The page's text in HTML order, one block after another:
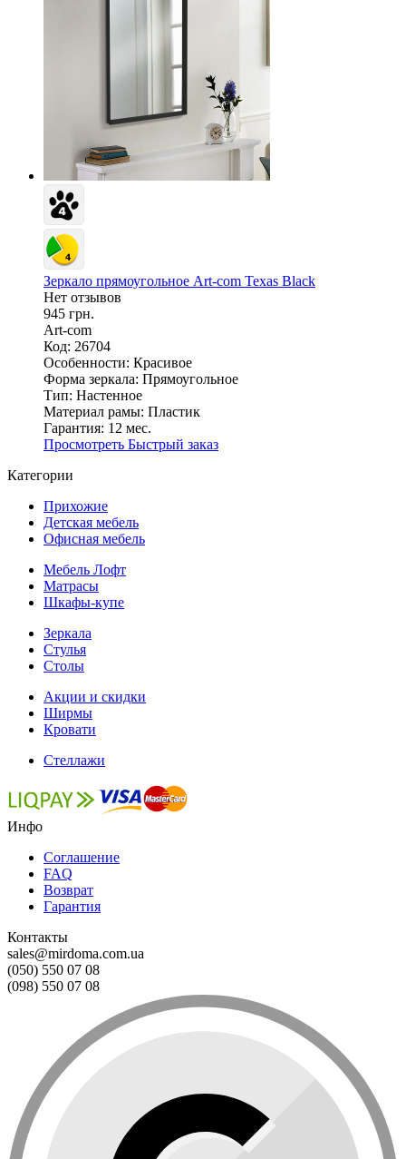
Зеркало прямоугольное Art-com Texas Black
Нет отзывов
945 грн.
Art-com
Код: 26704
Особенности: Красивое
Форма зеркала: Прямоугольное
Тип: Настенное
Материал рамы: Пластик
Гарантия: 12 мес.
Просмотреть Быстрый заказ
Категории
Прихожие
Детская мебель
Офисная мебель
Мебель Лофт
Матрасы
Шкафы-купе
Зеркала
Стулья
Столы
Акции и скидки
Ширмы
Кровати
Стеллажи
Инфо
Соглашение
FAQ
Возврат
Гарантия
Контакты
sales@mirdoma.com.ua
(050) 550 07 08
(098) 550 07 08